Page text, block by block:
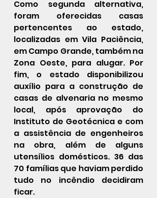
Como segunda alternativa,
foram oferecidas casas
pertencentes ao estado,
localizadas em Vila Paciência,
em Campo Grande, também na
Zona Oeste, para alugar. Por
fim, o estado disponibilizou
auxílio para a construção de
casas de alvenaria no mesmo
local, após aprovação do
Instituto de Geotécnica e com
a assistência de engenheiros
na obra, além de alguns
utensílios domésticos. 36 das
70 famílias que haviam perdido
tudo no incêndio decidiram
ficar.